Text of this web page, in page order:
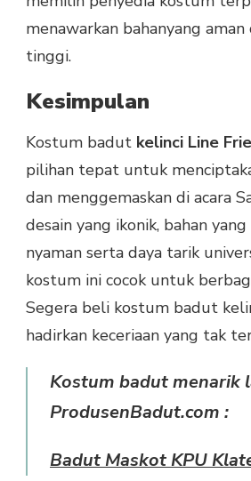
menawarkan bahanyang
tinggi.
Kesimpulan
Kostum badut kelinci Line
pilihan tepat untuk
dan menggemaskan di acara
desain yang ikonik, bahan
nyaman serta daya tarik
kostum ini cocok untuk
Segera beli kostum badut
hadirkan keceriaan yang tak
Kostum badut menarik
ProdusenBadut.com :
Badut Maskot KPU